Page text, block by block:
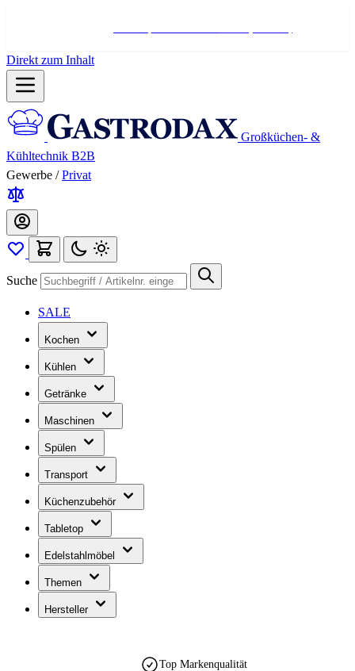
Direkt zum Inhalt
Großküchen- &
Kühltechnik B2B
Gewerbe / Privat
Suche
SALE
Kochen
Kühlen
Getränke
Maschinen
Spülen
Transport
Küchenzubehör
Tabletop
Edelstahlmöbel
Themen
Hersteller
Top Markenqualität
est. 1990